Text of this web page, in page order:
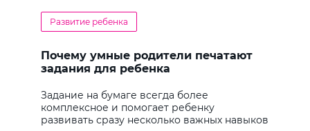
Развитие ребенка
Почему умные родители печатают
задания для ребенка
Задание на бумаге всегда более
комплексное и помогает ребенку
развивать сразу несколько важных навыков